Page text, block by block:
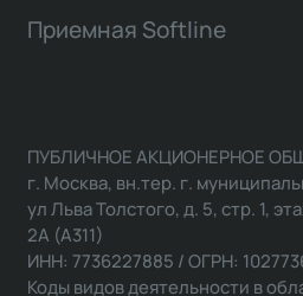
Приемная Softline
ПУБЛИЧНОЕ АКЦИОНЕРНОЕ
г. Москва, вн.тер. г.
ул Льва Толстого, д. 5, стр. 1,
2А (А311)
ИНН: 7736227885 / ОГРН:
Коды видов деятельности в